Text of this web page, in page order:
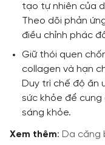
tạo tự nhiên của
Theo dõi phản
điều chỉnh phác
Giữ thói quen
collagen và hạn
Duy trì chế độ ăn
sức khỏe để
sáng khỏe.
Xem thêm: Da căng